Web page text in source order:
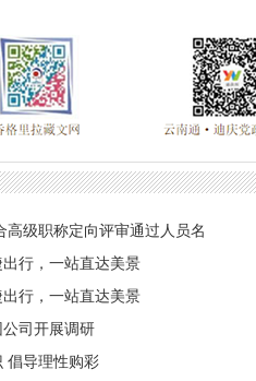
高级职称定向评审通过人员名
行，一站直达美景
行，一站直达美景
司开展调研
倡导理性购彩